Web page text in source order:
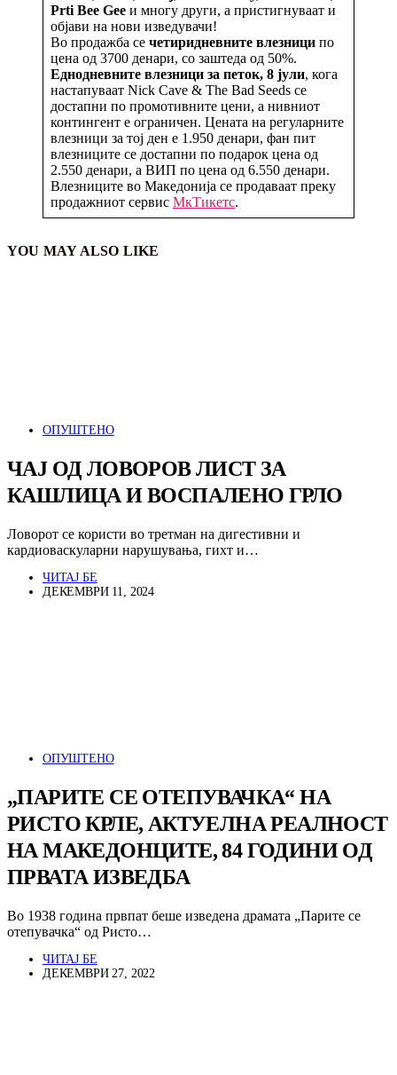
Prti Bee Gee и многу други, а пристигнуваат и
објави на нови изведувачи!
Во продажба се четиридневните влезници по
цена од 3700 денари, со заштеда од 50%.
Еднодневните влезници за петок, 8 јули, кога
настапуваат Nick Cave & The Bad Seeds се
достапни по промотивните цени, а нивниот
контингент е ограничен. Цената на регуларните
влезници за тој ден е 1.950 денари, фан пит
влезниците се достапни по подарок цена од
2.550 денари, а ВИП по цена од 6.550 денари.
Влезниците во Македонија се продаваат преку
продажниот сервис МкТикетс.
YOU MAY ALSO LIKE
ОПУШТЕНО
ЧАЈ ОД ЛОВОРОВ ЛИСТ ЗА
КАШЛИЦА И ВОСПАЛЕНО ГРЛО
Ловорот се користи во третман на дигестивни и
кардиоваскуларни нарушувања, гихт и…
ЧИТАЈ БЕ
ДЕКЕМВРИ 11, 2024
ОПУШТЕНО
„ПАРИТЕ СЕ ОТЕПУВАЧКА“ НА
РИСТО КРЛЕ, АКТУЕЛНА РЕАЛНОСТ
НА МАКЕДОНЦИТЕ, 84 ГОДИНИ ОД
ПРВАТА ИЗВЕДБА
Во 1938 година првпат беше изведена драмата „Парите се
отепувачка“ од Ристо…
ЧИТАЈ БЕ
ДЕКЕМВРИ 27, 2022